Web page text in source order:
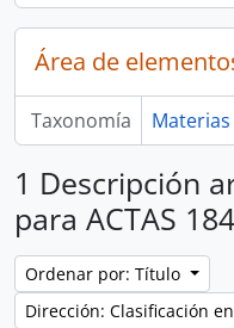
Área de
Taxonomía Materias
1 Descripción
para ACTAS
Ordenar por: Título
Dirección: Clasificación